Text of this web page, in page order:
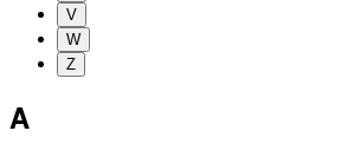
V
W
Z
A